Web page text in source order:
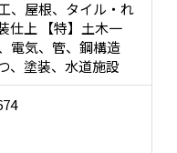
、屋根、タイル・れ
仕上 【特】土木一
電気、管、鋼構造
、塗装、水道施設